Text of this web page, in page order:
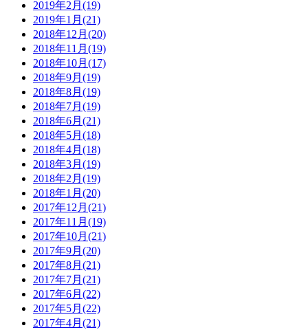
2019年2月(19)
2019年1月(21)
2018年12月(20)
2018年11月(19)
2018年10月(17)
2018年9月(19)
2018年8月(19)
2018年7月(19)
2018年6月(21)
2018年5月(18)
2018年4月(18)
2018年3月(19)
2018年2月(19)
2018年1月(20)
2017年12月(21)
2017年11月(19)
2017年10月(21)
2017年9月(20)
2017年8月(21)
2017年7月(21)
2017年6月(22)
2017年5月(22)
2017年4月(21)